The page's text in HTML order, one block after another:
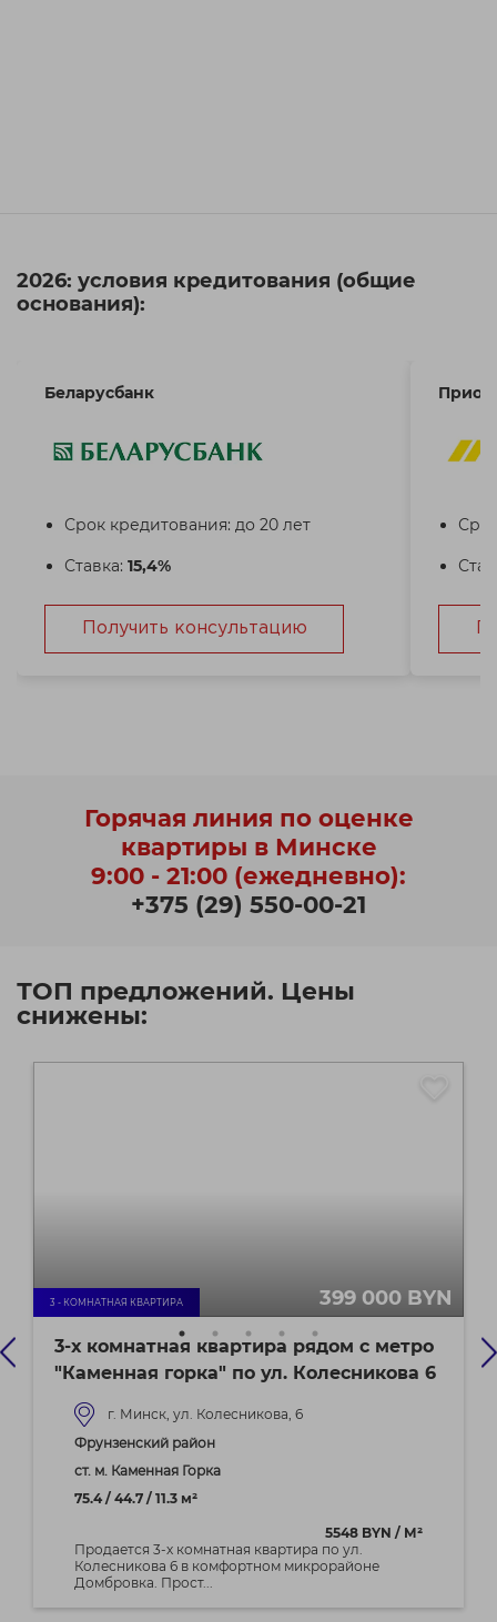
2026: условия кредитования (общие
основания):
Беларусбанк
Срок кредитования: до 20 лет
Ставка: 15,4%
Получить консультацию
Горячая линия по оценке
квартиры в Минске
9:00 - 21:00 (ежедневно):
+375 (29) 550-00-21
ТОП предложений. Цены
снижены:
3 - КОМНАТНАЯ КВАРТИРА 399 000 BYN
3-х комнатная квартира рядом с метро
"Каменная горка" по ул. Колесникова 6
г. Минск, ул. Колесникова, 6
Фрунзенский район
ст. м. Каменная Горка
75.4 / 44.7 / 11.3 м²
5548 BYN / М²
Продается 3-х комнатная квартира по ул.
Колесникова 6 в комфортном микрорайоне
Домбровка. Прост...